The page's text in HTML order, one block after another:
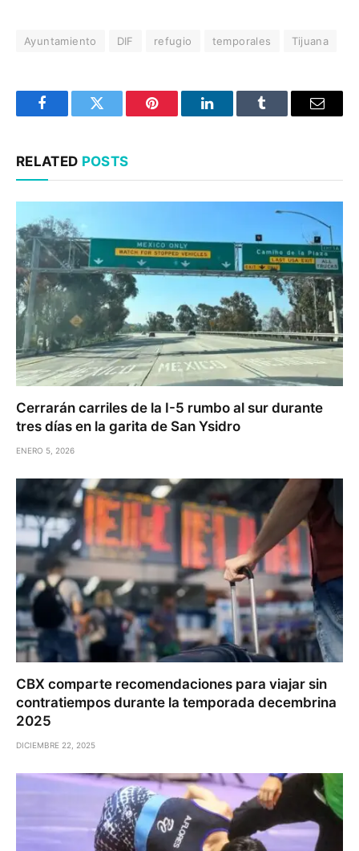
Ayuntamiento DIF refugio temporales Tijuana
FacebookTwitter Pinterest LinkedInTumblr Email
RELATED POSTS
Cerrarán carriles de la I-5 rumbo al sur durante
tres días en la garita de San Ysidro
ENERO 5, 2026
CBX comparte recomendaciones para viajar sin
contratiempos durante la temporada decembrina
2025
DICIEMBRE 22, 2025